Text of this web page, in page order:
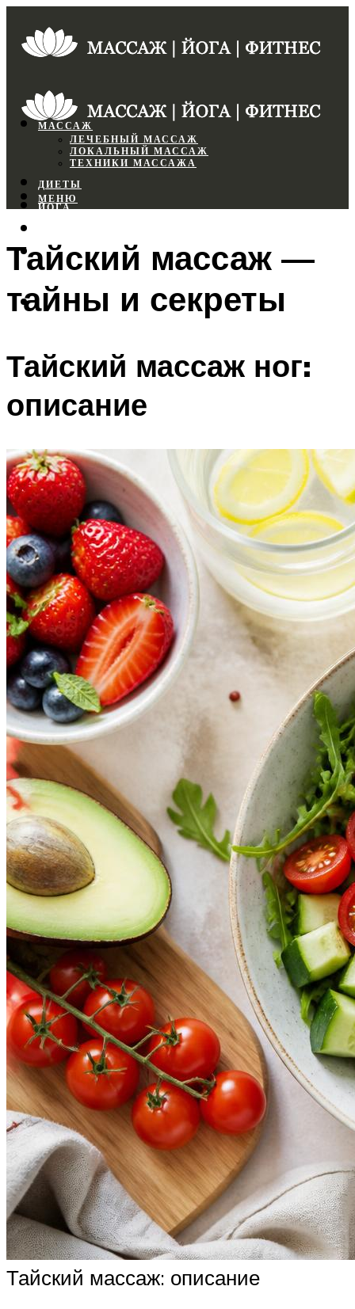
МАССАЖ
ЛЕЧЕБНЫЙ МАССАЖ
ЛОКАЛЬНЫЙ МАССАЖ
ТЕХНИКИ МАССАЖА
ДИЕТЫ
ЙОГА
ФИТНЕС
МЕНЮ
МЕНЮ
Тайский массаж —
тайны и секреты
Тайский массаж ног:
описание
Тайский массаж: описание